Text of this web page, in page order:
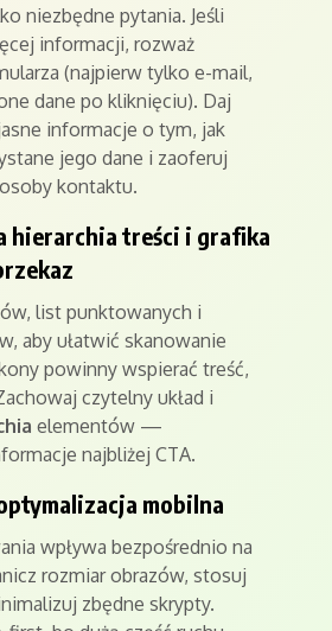
niezbędne pytania. Jeśli
informacji, rozważ
(najpierw tylko e-mail,
dane po kliknięciu). Daj
informacje o tym, jak
jego dane i zaoferuj
kontaktu.
hierarchia treści i grafika
list punktowanych i
aby ułatwić skanowanie
powinny wspierać treść,
czytelny układ i
elementów —
najbliżej CTA.
mobilna
wpływa bezpośrednio na
rozmiar obrazów, stosuj
zbędne skrypty.